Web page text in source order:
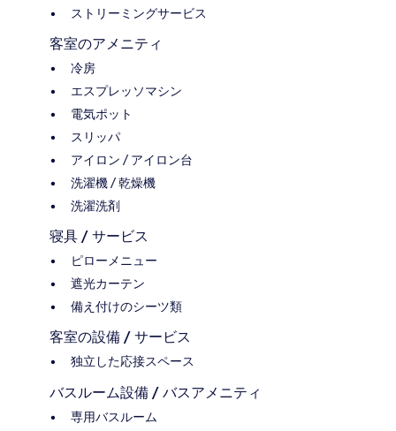
ストリーミングサービス
客室のアメニティ
冷房
エスプレッソマシン
電気ポット
スリッパ
アイロン / アイロン台
洗濯機 / 乾燥機
洗濯洗剤
寝具 / サービス
ピローメニュー
遮光カーテン
備え付けのシーツ類
客室の設備 / サービス
独立した応接スペース
バスルーム設備 / バスアメニティ
専用バスルーム